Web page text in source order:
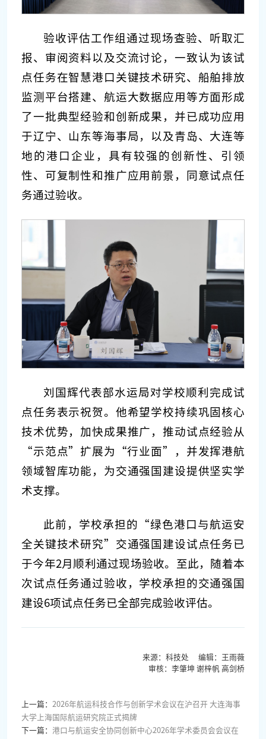
验收评估工作组通过现场查验、听取汇
报、审阅资料以及交流讨论，一致认为该试
点任务在智慧港口关键技术研究、船舶排放
监测平台搭建、航运大数据应用等方面形成
了一批典型经验和创新成果，并已成功应用
于辽宁、山东等海事局，以及青岛、大连等
地的港口企业，具有较强的创新性、引领
性、可复制性和推广应用前景，同意试点任
务通过验收。
刘国辉代表部水运局对学校顺利完成试
点任务表示祝贺。他希望学校持续巩固核心
技术优势，加快成果推广，推动试点经验从
“示范点”扩展为“行业面”，并发挥港航
领域智库功能，为交通强国建设提供坚实学
术支撑。
此前，学校承担的“绿色港口与航运安
全关键技术研究”交通强国建设试点任务已
于今年2月顺利通过现场验收。至此，随着本
次试点任务通过验收，学校承担的交通强国
建设6项试点任务已全部完成验收评估。
来源：科技处 编辑：王雨薇
审核：李肇坤 谢梓帆 高剑桥
上一篇： 2026年航运科技合作与创新学术会议在沪召开 大连海事
大学上海国际航运研究院正式揭牌
下一篇： 港口与航运安全协同创新中心2026年学术委员会会议在